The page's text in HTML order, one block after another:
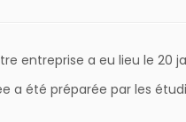
entreprise a eu lieu le 20
a été préparée par les